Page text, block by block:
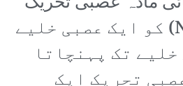
(Nerve Impulse) کو ایک عصبی خلیے
تک پہنچاتا